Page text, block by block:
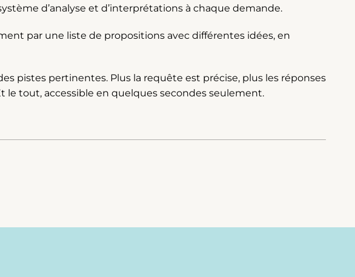
d’analyse et d’interprétations à chaque demande.
par une liste de propositions avec différentes idées, en
pistes pertinentes. Plus la requête est précise, plus les réponses
le tout, accessible en quelques secondes seulement.